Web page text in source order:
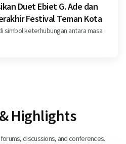
Duet Ebiet G. Ade dan
Festival Teman Kota
simbol keterhubungan antara masa
Highlights
discussions, and conferences.